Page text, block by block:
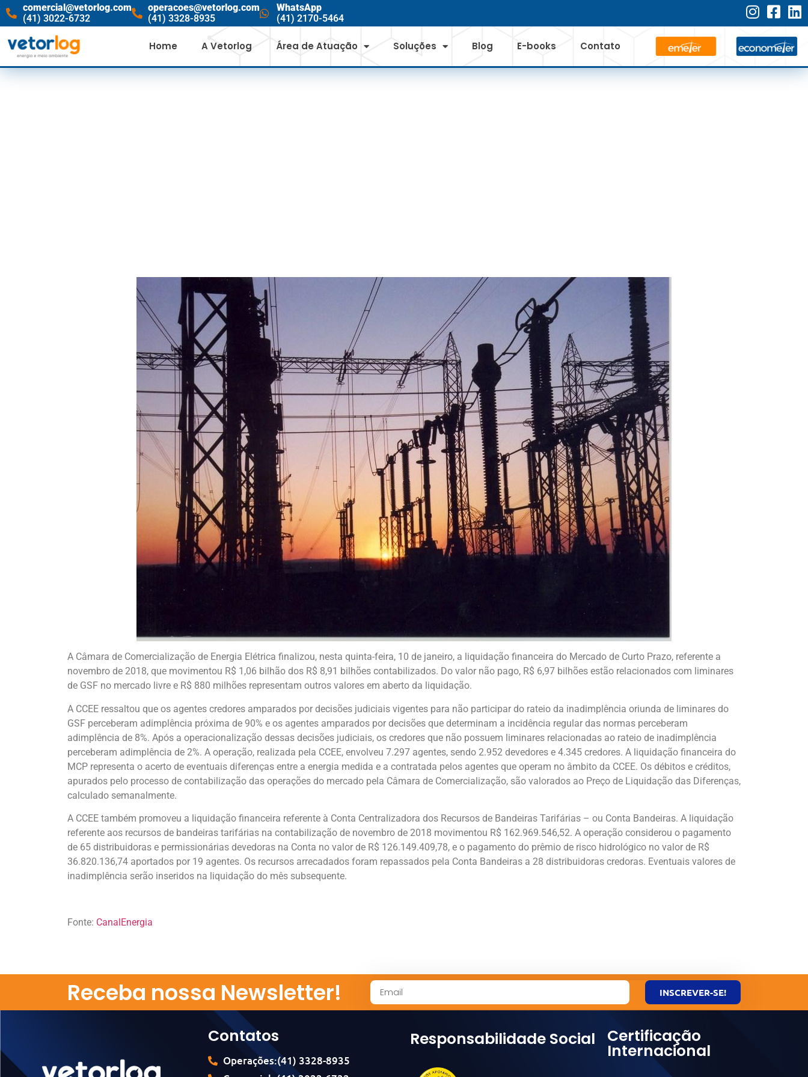
comercial@vetorlog.com
(41) 3022-6732
operacoes@vetorlog.com
(41) 3328-8935
WhatsApp
(41) 2170-5464
Home A Vetorlog Área de Atuação Soluções Blog E-books Contato
A Câmara de Comercialização de Energia Elétrica finalizou, nesta quinta-feira, 10 de janeiro, a liquidação financeira do Mercado de Curto Prazo, referente a
novembro de 2018, que movimentou R$ 1,06 bilhão dos R$ 8,91 bilhões contabilizados. Do valor não pago, R$ 6,97 bilhões estão relacionados com liminares
de GSF no mercado livre e R$ 880 milhões representam outros valores em aberto da liquidação.
A CCEE ressaltou que os agentes credores amparados por decisões judiciais vigentes para não participar do rateio da inadimplência oriunda de liminares do
GSF perceberam adimplência próxima de 90% e os agentes amparados por decisões que determinam a incidência regular das normas perceberam
adimplência de 8%. Após a operacionalização dessas decisões judiciais, os credores que não possuem liminares relacionadas ao rateio de inadimplência
perceberam adimplência de 2%. A operação, realizada pela CCEE, envolveu 7.297 agentes, sendo 2.952 devedores e 4.345 credores. A liquidação financeira do
MCP representa o acerto de eventuais diferenças entre a energia medida e a contratada pelos agentes que operam no âmbito da CCEE. Os débitos e créditos,
apurados pelo processo de contabilização das operações do mercado pela Câmara de Comercialização, são valorados ao Preço de Liquidação das Diferenças,
calculado semanalmente.
A CCEE também promoveu a liquidação financeira referente à Conta Centralizadora dos Recursos de Bandeiras Tarifárias – ou Conta Bandeiras. A liquidação
referente aos recursos de bandeiras tarifárias na contabilização de novembro de 2018 movimentou R$ 162.969.546,52. A operação considerou o pagamento
de 65 distribuidoras e permissionárias devedoras na Conta no valor de R$ 126.149.409,78, e o pagamento do prêmio de risco hidrológico no valor de R$
36.820.136,74 aportados por 19 agentes. Os recursos arrecadados foram repassados pela Conta Bandeiras a 28 distribuidoras credoras. Eventuais valores de
inadimplência serão inseridos na liquidação do mês subsequente.
Fonte: CanalEnergia
Receba nossa Newsletter! INSCREVER-SE!
Contatos
Operações:(41) 3328-8935
Responsabilidade Social Certificação
Internacional